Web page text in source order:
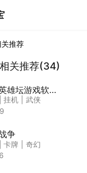
推荐
关推荐(34)
暴走英雄坛游戏软件V1.0
挂机
武侠
争
卡牌
奇幻